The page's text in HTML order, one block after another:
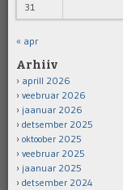
31
« apr
Arhiiv
aprill 2026
veebruar 2026
jaanuar 2026
detsember 2025
oktoober 2025
veebruar 2025
jaanuar 2025
detsember 2024